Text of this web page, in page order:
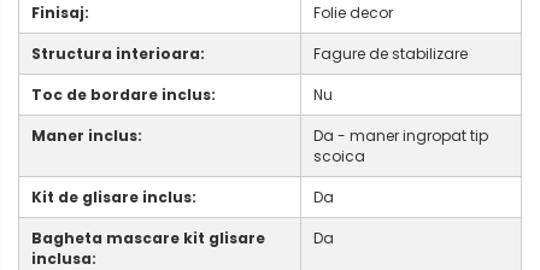
Finisaj:
Folie decor
Structura interioara:
Fagure de stabilizare
Toc de bordare inclus:
Nu
Maner inclus:
Da - maner ingropat tip
scoica
Kit de glisare inclus:
Da
Bagheta mascare kit glisare
inclusa:
Da